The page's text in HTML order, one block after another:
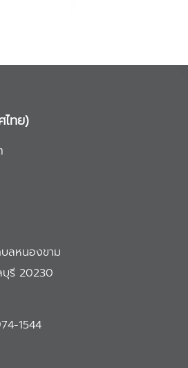
ไทย)
ลหนองขาม
บุรี 20230
1544